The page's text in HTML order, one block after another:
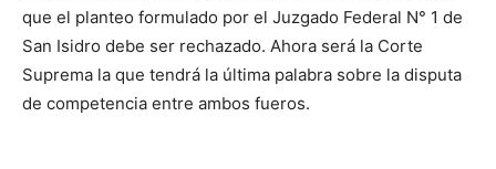
que el planteo formulado por el Juzgado Federal N° 1 de
San Isidro debe ser rechazado. Ahora será la Corte
Suprema la que tendrá la última palabra sobre la disputa
de competencia entre ambos fueros.